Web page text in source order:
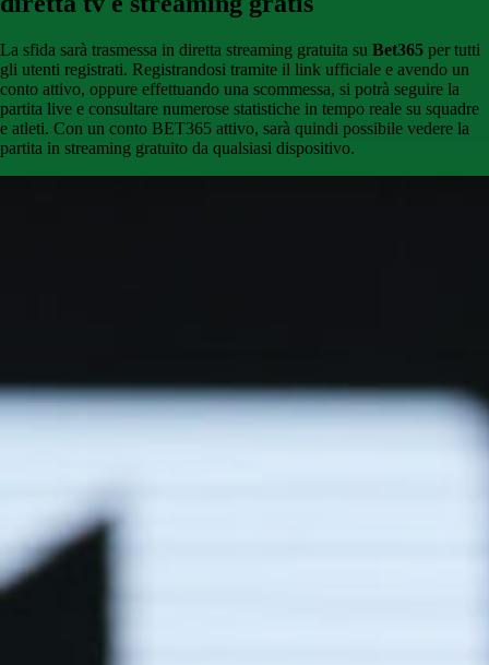
La sfida sarà trasmessa in diretta streaming gratuita su Bet365 per tutti
gli utenti registrati. Registrandosi tramite il link ufficiale e avendo un
conto attivo, oppure effettuando una scommessa, si potrà seguire la
partita live e consultare numerose statistiche in tempo reale su squadre
e atleti. Con un conto BET365 attivo, sarà quindi possibile vedere la
partita in streaming gratuito da qualsiasi dispositivo.